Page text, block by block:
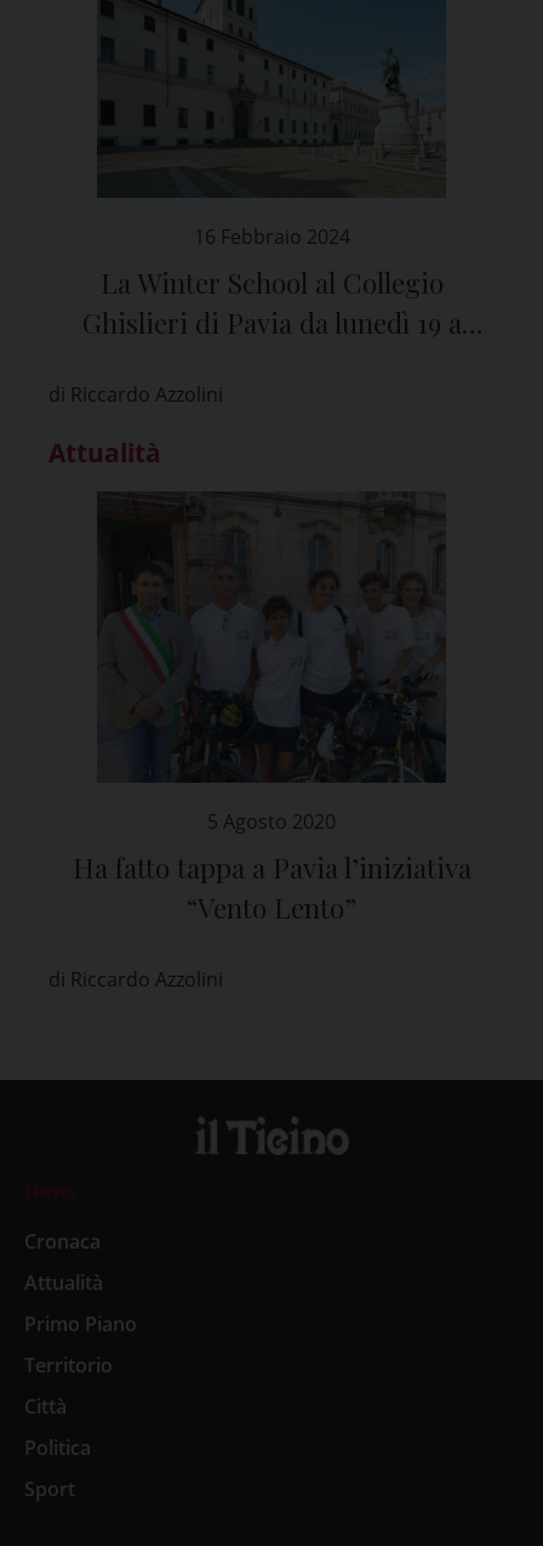
16 Febbraio 2024
La Winter School al Collegio
Ghislieri di Pavia da lunedì 19 a
di Riccardo Azzolini
Attualità
5 Agosto 2020
Ha fatto tappa a Pavia l’iniziativa
“Vento Lento”
di Riccardo Azzolini
News
Cronaca
Attualità
Primo Piano
Territorio
Città
Politica
Sport